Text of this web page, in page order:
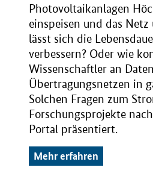
Photovoltaikanlagen
einspeisen und das Netz
lässt sich die
verbessern? Oder wie
Wissenschaftler an
Übertragungsnetzen in
Solchen Fragen zum
Forschungsprojekte
Portal präsentiert.
Mehr erfahren